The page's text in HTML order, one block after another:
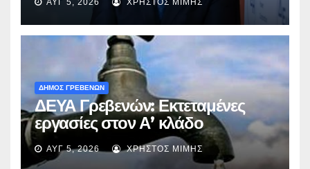
ΑΥΓ 5, 2026 ΧΡΉΣΤΟΣ ΜΊΜΗΣ
ΔΗΜΟΣ ΓΡΕΒΕΝΩΝ
ΔΕΥΑ Γρεβενών: Εκτεταμένες
εργασίες στον Α’ κλάδο
ύδρευσης – Ποιες περιοχές
επηρεάζονται την Πέμπτη
ΑΥΓ 5, 2026 ΧΡΉΣΤΟΣ ΜΊΜΗΣ